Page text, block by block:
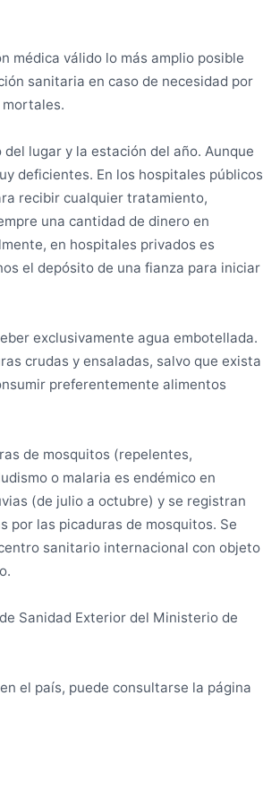
aparentemente muy lucrativos.
aglomeraciones y evitar zonas
Asimismo, debe tenerse en cuenta
solas.
extremar la precaución con el
de crédito, y los billetes de avión
o una fotocopia del mismo
de la criminalidad común. Se ha
robos con fuerza por el procedimiento
que van 2 personas, por lo que al
Manténgase alerta al usar su
hacerlo nunca de noche. Algunos
se encuentran parados o en un
colocados sus seguros, no abrirlas
las ventanillas.
domicilios por la noche, tanto vacíos
desplazamientos. Los accidentes en
de tráfico, es necesario contactar con
pueden ir desde un mes a un año
para renovar su visado, en caso de
ingrese en el país y obligatoria para
desde un país en el que exista
que hayan transitado por el
la fiebre amarilla.
médica válido lo más amplio posible
sanitaria en caso de necesidad por
lugar y la estación del año. Aunque
deficientes. En los hospitales públicos
recibir cualquier tratamiento,
una cantidad de dinero en
en hospitales privados es
el depósito de una fianza para iniciar
exclusivamente agua embotellada.
crudas y ensaladas, salvo que exista
preferentemente alimentos
de mosquitos (repelentes,
o malaria es endémico en
(de julio a octubre) y se registran
por las picaduras de mosquitos. Se
sanitario internacional con objeto
Sanidad Exterior del Ministerio de
el país, puede consultarse la página